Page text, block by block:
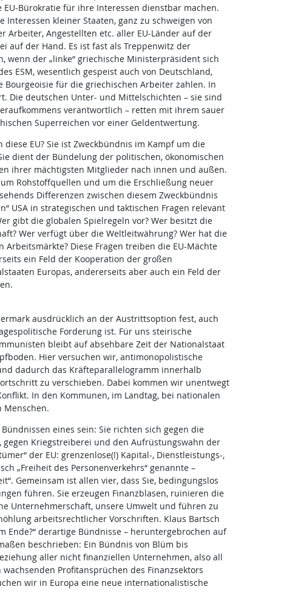
Bürokratie für ihre Interessen dienstbar machen.
Interessen kleiner Staaten, ganz zu schweigen von
Arbeiter, Angestellten etc. aller EU-Länder auf der
auf der Hand. Es ist fast als Treppenwitz der
wenn der „linke“ griechische Ministerpräsident sich
ESM, wesentlich gespeist auch von Deutschland,
Bourgeoisie für die griechischen Arbeiter zahlen. In
Die deutschen Unter- und Mittelschichten – sie sind
verantwortlich – retten mit ihrem sauer
Superreichen vor einer Geldentwertung.
EU? Sie ist Zweckbündnis im Kampf um die
dient der Bündelung der politischen, ökonomischen
ihrer mächtigsten Mitglieder nach innen und außen.
Rohstoffquellen und um die Erschließung neuer
Differenzen zwischen diesem Zweckbündnis
USA in strategischen und taktischen Fragen relevant
gibt die globalen Spielregeln vor? Wer besitzt die
Wer verfügt über die Weltleitwährung? Wer hat die
Diese Fragen treiben die EU-Mächte
ein Feld der Kooperation der großen
Europas, andererseits aber auch ein Feld der
ausdrücklich an der Austrittsoption fest, auch
Forderung ist. Für uns steirische
bleibt auf absehbare Zeit der Nationalstaat
Hier versuchen wir, antimonopolistische
dadurch das Kräfteparallelogramm innerhalb
zu verschieben. Dabei kommen wir unentwegt
In den Kommunen, im Landtag, bei nationalen
Menschen.
eines sein: Sie richten sich gegen die
gegen Kriegstreiberei und den Aufrüstungswahn der
der EU: grenzenlose(!) Kapital-, Dienstleistungs-,
„Freiheit des Personenverkehrs“ genannte –
Gemeinsam ist allen vier, dass Sie, bedingungslos
führen. Sie erzeugen Finanzblasen, ruinieren die
Unternehmerschaft, unsere Umwelt und führen zu
arbeitsrechtlicher Vorschriften. Klaus Bartsch
Ende?“ derartige Bündnisse – heruntergebrochen auf
beschrieben: Ein Bündnis von Blüm bis
aller nicht finanziellen Unternehmen, also all
Profitansprüchen des Finanzsektors
wir in Europa eine neue internationalistische